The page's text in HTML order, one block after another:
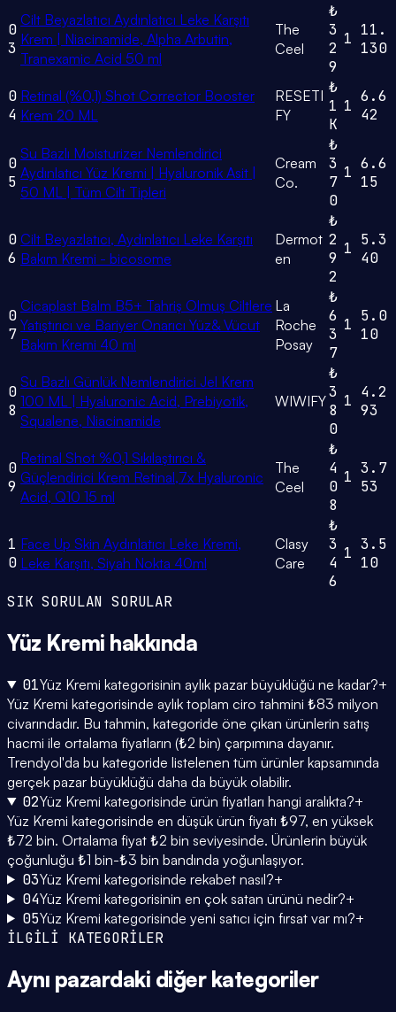
0
3
Cilt Beyazlatıcı Aydınlatıcı Leke Karşıtı
Krem | Niacinamide, Alpha Arbutin,
Tranexamic Acid 50 ml
The
Ceel
₺
3
2
9
1 11.
130
0
4
Retinal (%0,1) Shot Corrector Booster
Krem 20 ML
RESETI
FY
₺
1
K
1
6.6
42
0
5
Su Bazlı Moisturizer Nemlendirici
Aydınlatıcı Yüz Kremi | Hyaluronik Asit |
50 ML | Tüm Cilt Tipleri
Cream
Co.
₺
3
7
0
1 6.6
15
0
6
Cilt Beyazlatıcı, Aydınlatıcı Leke Karşıtı
Bakım Kremi - bicosome
Dermot
en
₺
2
9
2
1 5.3
40
0
7
Cicaplast Balm B5+ Tahriş Olmuş Ciltlere
Yatıştırıcı ve Bariyer Onarıcı Yüz& Vücut
Bakım Kremi 40 ml
La
Roche
Posay
₺
6
3
7
1 5.0
10
0
8
Su Bazlı Günlük Nemlendirici Jel Krem
100 ML | Hyaluronic Acid, Prebiyotik,
Squalene, Niacinamide
WIWIFY
₺
3
8
0
1 4.2
93
0
9
Retinal Shot %0,1 Sıkılaştırıcı &
Güçlendirici Krem Retinal,7x Hyaluronic
Acid, Q10 15 ml
The
Ceel
₺
4
0
8
1 3.7
53
1
0
Face Up Skin Aydınlatıcı Leke Kremi,
Leke Karşıtı, Siyah Nokta 40ml
Clasy
Care
₺
3
4
6
1 3.5
10
SIK SORULAN SORULAR
Yüz Kremi hakkında
01Yüz Kremi kategorisinin aylık pazar büyüklüğü ne kadar?+
Yüz Kremi kategorisinde aylık toplam ciro tahmini ₺83 milyon
civarındadır. Bu tahmin, kategoride öne çıkan ürünlerin satış
hacmi ile ortalama fiyatların (₺2 bin) çarpımına dayanır.
Trendyol'da bu kategoride listelenen tüm ürünler kapsamında
gerçek pazar büyüklüğü daha da büyük olabilir.
02Yüz Kremi kategorisinde ürün fiyatları hangi aralıkta?+
Yüz Kremi kategorisinde en düşük ürün fiyatı ₺97, en yüksek
₺72 bin. Ortalama fiyat ₺2 bin seviyesinde. Ürünlerin büyük
çoğunluğu ₺1 bin-₺3 bin bandında yoğunlaşıyor.
03Yüz Kremi kategorisinde rekabet nasıl?+
04Yüz Kremi kategorisinin en çok satan ürünü nedir?+
05Yüz Kremi kategorisinde yeni satıcı için fırsat var mı?+
İLGİLİ KATEGORİLER
Aynı pazardaki diğer kategoriler